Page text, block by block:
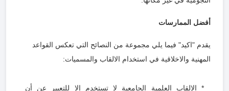
أفضل الممارسات
يقدم "اكيد" فيما يلي مجموعة من النصائح التي تعكس القواعد
المهنية والاخلاقية في استخدام الالقاب والمسميات:
* الالقاب العلمية الجامعية لا تستخدم إلا للتعبير عن أن